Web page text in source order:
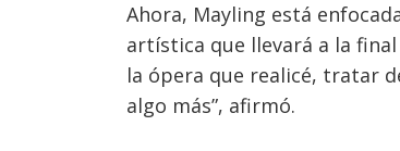
Ahora, Mayling está
artística que llevará a la
la ópera que realicé, tratar
algo más”, afirmó.